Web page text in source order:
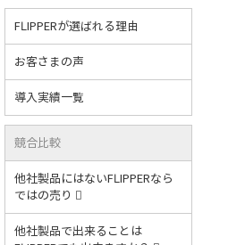
FLIPPERが選ばれる理由
お客さまの声
導入実績一覧
競合比較
他社製品にはないFLIPPERなら
ではの売り
他社製品で出来ることは